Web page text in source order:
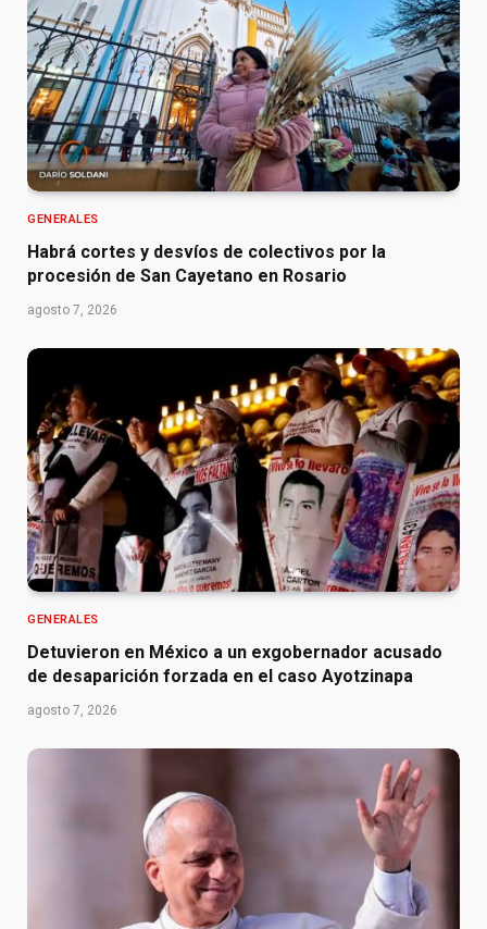
GENERALES
Habrá cortes y desvíos de colectivos por la
procesión de San Cayetano en Rosario
agosto 7, 2026
GENERALES
Detuvieron en México a un exgobernador acusado
de desaparición forzada en el caso Ayotzinapa
agosto 7, 2026